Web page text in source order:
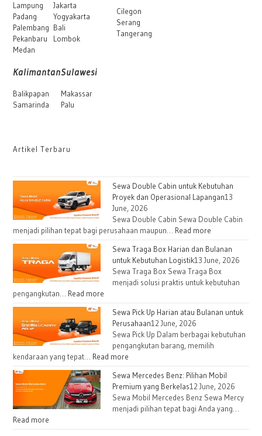
Lampung
Padang
Palembang
Pekanbaru
Medan
Jakarta
Yogyakarta
Bali
Lombok
Cilegon
Serang
Tangerang
Kalimantan
Balikpapan
Samarinda
Sulawesi
Makassar
Palu
Artikel Terbaru
Sewa Double Cabin untuk Kebutuhan
Proyek dan Operasional Lapangan13
June, 2026
Sewa Double Cabin Sewa Double Cabin
menjadi pilihan tepat bagi perusahaan maupun… Read more
Double
Cabin
untuk
dan
Lapangan
Sewa Traga Box Harian dan Bulanan
untuk Kebutuhan Logistik13 June, 2026
Sewa Traga Box Sewa Traga Box
menjadi solusi praktis untuk kebutuhan
pengangkutan… Read more
Traga
Box
Harian
dan
untuk
Kebutuhan
Logistik
Sewa Pick Up Harian atau Bulanan untuk
Perusahaan12 June, 2026
Sewa Pick Up Dalam berbagai kebutuhan
pengangkutan barang, memilih
kendaraan yang tepat… Read more
Pick
Up
Harian
Sewa Mercedes Benz: Pilihan Mobil
Premium yang Berkelas12 June, 2026
Sewa Mobil Mercedes Benz Sewa Mercy
menjadi pilihan tepat bagi Anda yang…
Read more